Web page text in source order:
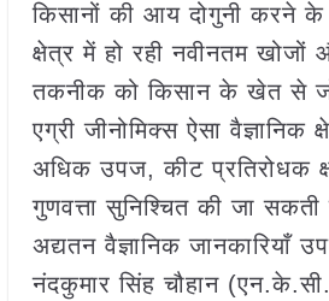
किसानों की आय दोगुनी करने के
क्षेत्र में हो रही नवीनतम खोजों
तकनीक को किसान के खेत से
एग्री जीनोमिक्स ऐसा वैज्ञानिक
अधिक उपज, कीट प्रतिरोधक
गुणवत्ता सुनिश्चित की जा
अद्यतन वैज्ञानिक जानकारियाँ
नंदकुमार सिंह चौहान